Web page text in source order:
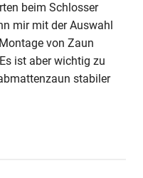
beim Schlosser
mir mit der Auswahl
von Zaun
ist aber wichtig zu
stabiler